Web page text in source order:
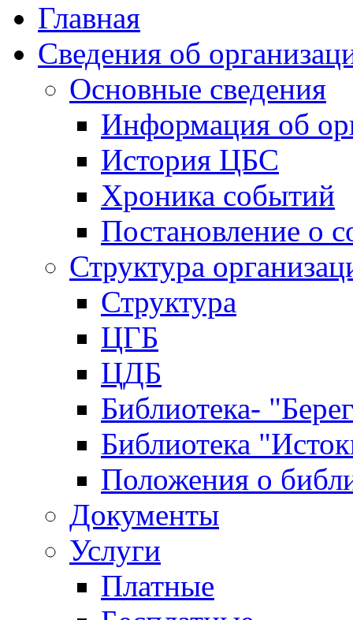
Главная
Сведения об
Основные сведения
Информация об
История ЦБС
Хроника событий
Постановление о
Структура
Структура
ЦГБ
ЦДБ
Библиотека-
Библиотека
Положения о
Документы
Услуги
Платные